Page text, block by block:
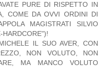
PURE DI RISPETTO IN
COME DA OVVI ORDINI DI
MAGISTRATI SILVIO
HARDCORE")!
IL SUO AVER, CON
NON VOLUTO, NON
MA MANCO VOLUTO